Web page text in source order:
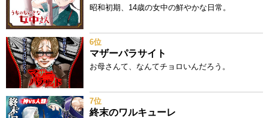
昭和初期、14歳の女中の鮮やかな日常。
6位
マザーパラサイト
お母さんて、なんてチョロいんだろう。
7位
終末のワルキューレ